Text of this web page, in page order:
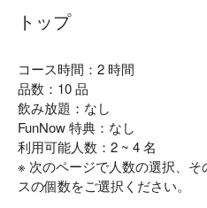
トップ
コース時間：2 時間
品数：10 品
飲み放題：なし
FunNow 特典：なし
利用可能人数：2 ~ 4 名
※ 次のページで人数の選択、
スの個数をご選択ください。